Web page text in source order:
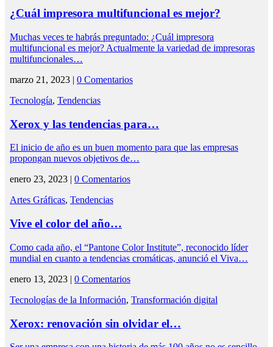
¿Cuál impresora multifuncional es mejor?
Muchas veces te habrás preguntado: ¿Cuál impresora
multifuncional es mejor? Actualmente la variedad de impresoras
multifuncionales…
marzo 21, 2023 | 0 Comentarios
Tecnología, Tendencias
Xerox y las tendencias para…
El inicio de año es un buen momento para que las empresas
propongan nuevos objetivos de…
enero 23, 2023 | 0 Comentarios
Artes Gráficas, Tendencias
Vive el color del año…
Como cada año, el “Pantone Color Institute”, reconocido líder
mundial en cuanto a tendencias cromáticas, anunció el Viva…
enero 13, 2023 | 0 Comentarios
Tecnologías de la Información, Transformación digital
Xerox: renovación sin olvidar el…